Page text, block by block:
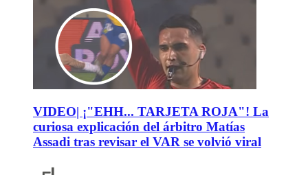
VIDEO| ¡"EHH... TARJETA ROJA"! La
curiosa explicación del árbitro Matías
Assadi tras revisar el VAR se volvió viral